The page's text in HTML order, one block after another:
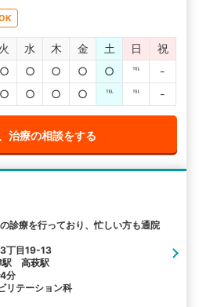
火 水 木 金 土 日
祝
○ ○ ○ ○ ○ ℡
-
○ ○ ○ ○ ℡ ℡ -
治療の相談をする
診療を行っており、忙しい方も通院
丁目19-13
駅 高萩駅
分
リテーション科